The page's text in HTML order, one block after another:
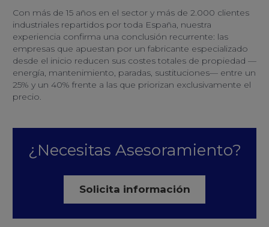
Con más de 15 años en el sector y más de 2.000 clientes
industriales repartidos por toda España, nuestra
experiencia confirma una conclusión recurrente: las
empresas que apuestan por un fabricante especializado
desde el inicio reducen sus costes totales de propiedad —
energía, mantenimiento, paradas, sustituciones— entre un
25% y un 40% frente a las que priorizan exclusivamente el
precio.
¿Necesitas Asesoramiento?
Solicita información